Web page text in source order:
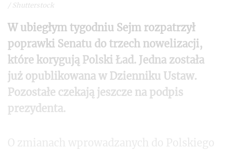
/ Shutterstock
W ubiegłym tygodniu Sejm rozpatrzył
poprawki Senatu do trzech nowelizacji,
które korygują Polski Ład. Jedna została
już opublikowana w Dzienniku Ustaw.
Pozostałe czekają jeszcze na podpis
prezydenta.